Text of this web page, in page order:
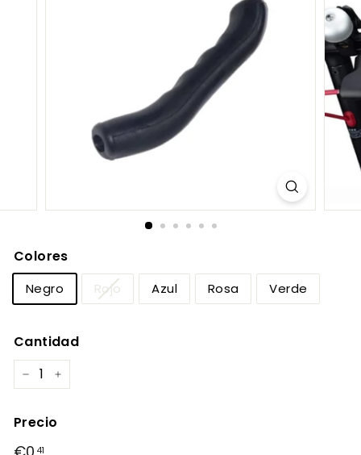
Colores
Negro Rojo Azul Rosa Verde
Cantidad
− +
Precio
Precio
41